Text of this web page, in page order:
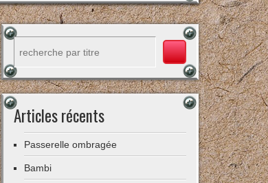
Articles récents
Passerelle ombragée
Bambi